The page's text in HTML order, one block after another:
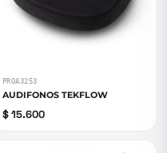
PROA3253
AUDIFONOS TEKFLOW
$ 15.600